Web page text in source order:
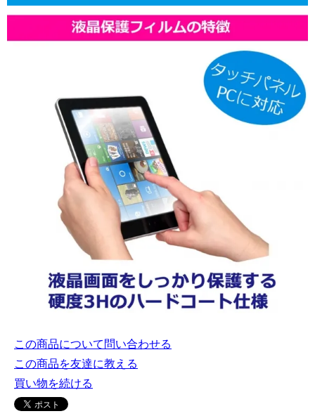
この商品について問い合わせる
この商品を友達に教える
買い物を続ける